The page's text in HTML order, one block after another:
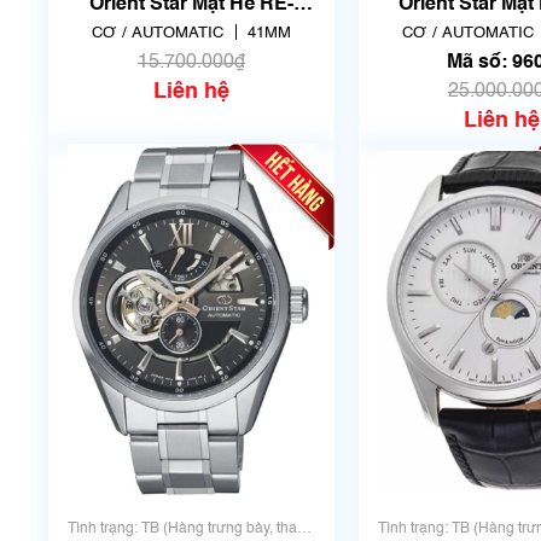
Orient Star Mặt Hề RE-
AV0005L00Z | F6F4-UAB0 |
Mã số 8466
CƠ / AUTOMATIC 41MM
15.700.000₫
Liên hệ
Orient Star Mặt
AV0129B | F6F4-
số 9603
CƠ / AUTOMATIC
Mã số:
Liên hệ
Tình trạng: TB (Hàng trưng bày, thanh Tình trạng: TB (Hàng